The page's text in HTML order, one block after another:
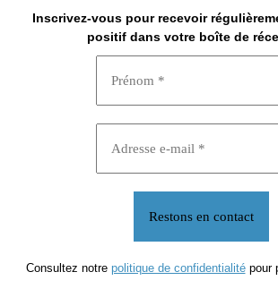
Inscrivez-vous pour recevoir
positif dans votre boîte de
Consultez notre politique de confidentialitépour